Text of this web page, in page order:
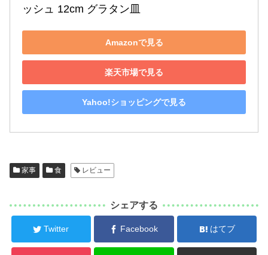
ッシュ 12cm グラタン皿
Amazonで見る
楽天市場で見る
Yahoo!ショッピングで見る
家事 食 レビュー
シェアする
Twitter Facebook はてブ